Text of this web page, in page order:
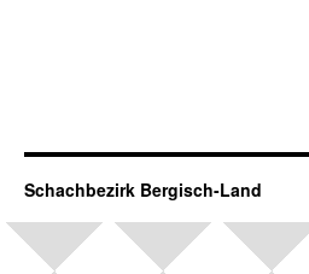
Schachbezirk Bergisch-Land